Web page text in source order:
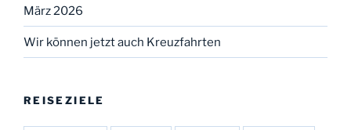
März 2026
Wir können jetzt auch Kreuzfahrten
REISEZIELE